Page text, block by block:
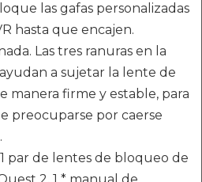
las gafas personalizadas
hasta que encajen.
Las tres ranuras en la
a sujetar la lente de
manera firme y estable, para
preocuparse por caerse
par de lentes de bloqueo de